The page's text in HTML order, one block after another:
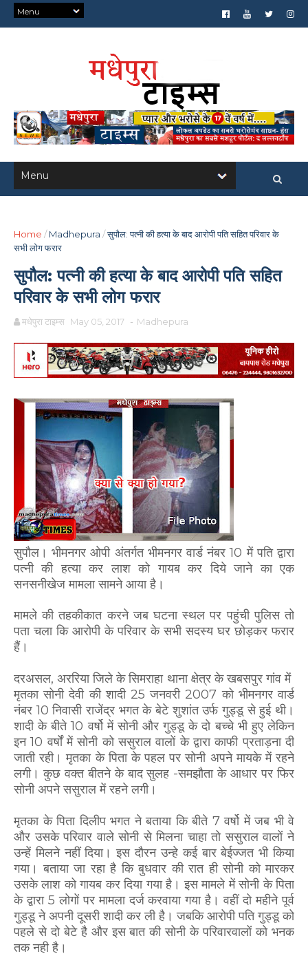
Home / Madhepura /सुपौल: पत्नी की हत्या के बाद आरोपी पति सहित परिवार के
सभी लोग फरार
सुपौल: पत्नी की हत्या के बाद आरोपी पति सहित
परिवार के सभी लोग फरार
मधेपुरा टाइम्स May 05, 2017 - Madhepura
सुपौल। भीमनगर ओपी अंतर्गत भीमनगर वार्ड नंबर 10 में पति द्वारा
पत्नी की हत्या कर लाश को गायब कर दिये जाने का एक
सनसनीखेज मामला सामने आया है।
मामले की तहकीकात करने जब घटना स्थल पर पहुंची पुलिस तो
पता चला कि आरोपी के परिवार के सभी सदस्य घर छोड़कर फरार
हैं।
दरअसल, अररिया जिले के सिमराहा थाना क्षेत्र के खबसपुर गांव में
मृतका सोनी देवी की शादी 25 जनवरी 2007 को भीमनगर वार्ड
नंबर 10 निवासी राजेंद्र भगत के बेटे शुशांत उर्फ गुड्डू से हुई थी।
शादी के बीते 10 वर्षो में सोनी और गुड्डू के दो बच्चे भी हुए लेकिन
इन 10 वर्षों में सोनी को ससुराल वालों के द्वारा काफी प्रताड़ना दी
जाती रही। मृतका के पिता के पहल पर सोनी अपने मायके में रहने
लगी। कुछ वक्त बीतने के बाद सुलह -समझौता के आधार पर फिर
सोनी अपने ससुराल में रहने लगी।
मृतका के पिता दिलीप भगत ने बताया कि बीते 7 वर्षो में जब भी वे
और उसके परिवार वाले सोनी से मिलना चाहा तो ससुराल वालों ने
उन्हें मिलने नहीं दिया। इस दौरन उन्हे कई बार बेईज्जत भी किया
गया। बताया जा रहा है कि बुधवार की रात ही सोनी को मारकर
उसके लाश को गायब कर दिया गया है। इस मामले में सोनी के पिता
के द्वारा 5 लोगों पर मामला दर्ज करवाया गया है। वहीं दो महीने पूर्व
गुड्डू ने अपनी दूसरी शादी कर ली है। जबकि आरोपी पति गुड्डू को
पहले से दो बेटे है और इस बात की सोनी के परिवारवालों को भनक
तक नही है।